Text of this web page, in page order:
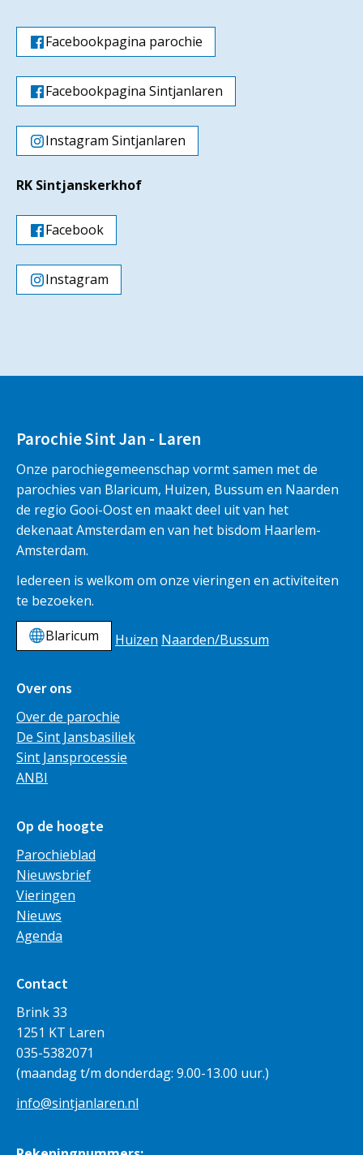
Facebookpagina parochie
Facebookpagina Sintjanlaren
Instagram Sintjanlaren
RK Sintjanskerkhof
Facebook
Instagram
Parochie Sint Jan - Laren
Onze parochiegemeenschap vormt samen met de
parochies van Blaricum, Huizen, Bussum en Naarden
de regio Gooi-Oost en maakt deel uit van het
dekenaat Amsterdam en van het bisdom Haarlem-
Amsterdam.
Iedereen is welkom om onze vieringen en activiteiten
te bezoeken.
Blaricum
Huizen Naarden/Bussum
Over ons
Over de parochie
De Sint Jansbasiliek
Sint Jansprocessie
ANBI
Op de hoogte
Parochieblad
Nieuwsbrief
Vieringen
Nieuws
Agenda
Contact
Brink 33
1251 KT Laren
035-5382071
(maandag t/m donderdag: 9.00-13.00 uur.)
info@sintjanlaren.nl